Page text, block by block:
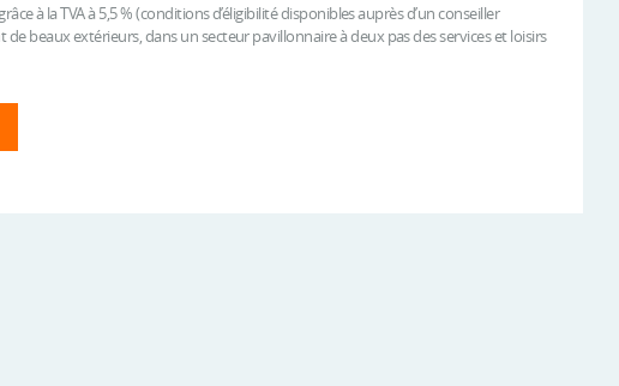
à la TVA à 5,5 % (conditions d’éligibilité disponibles auprès d’un conseiller
beaux extérieurs, dans un secteur pavillonnaire à deux pas des services et loisirs